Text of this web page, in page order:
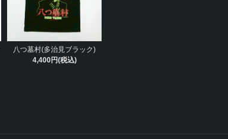
八つ墓村(多治見ブラック)
4,400円(税込)